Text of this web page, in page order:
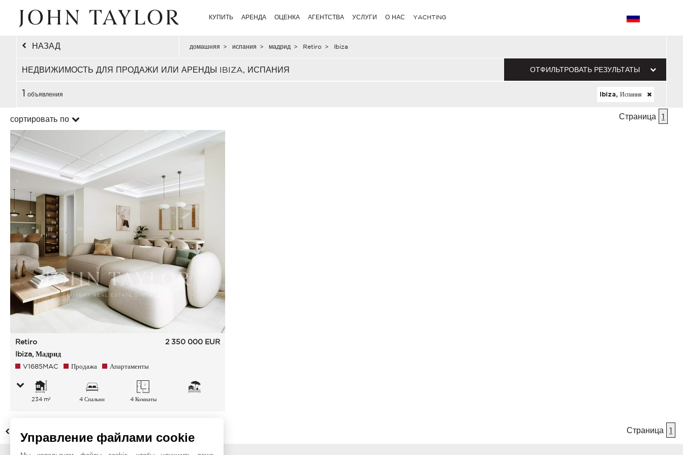
КУПИТЬ АРЕНДА ОЦЕНКА АГЕНТСТВА УСЛУГИ О НАС YACHTING
НАЗАД домашняя > испания > мадрид > Retiro > Ibiza
НЕДВИЖИМОСТЬ ДЛЯ ПРОДАЖИ ИЛИ АРЕНДЫ IBIZA, ИСПАНИЯ ОТФИЛЬТРОВАТЬ РЕЗУЛЬТАТЫ
1 объявления Ibiza, Испания
сортировать по Страница 1
Retiro
Ibiza, Мадрид
2 350 000 EUR
V1685MAC Продажа Апартаменты
234 m² 4 Спальни 4 Комнаты
НАЗАД Страница 1
Управление файлами cookie